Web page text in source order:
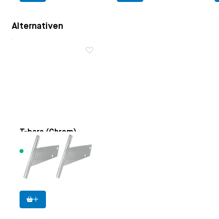
Alternativen
T-bars (Chrom)
65 Artikel
verfügbar
43,25 €